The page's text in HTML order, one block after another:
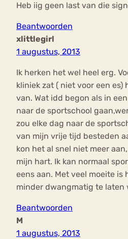
Heb iig geen last van die
Beantwoorden
xlittlegirl
1 augustus, 2013
Ik herken het wel heel erg.
kliniek zat ( niet voor een es)
van. Wat idd begon als in
naar de sportschool
zou elke dag naar de
van mijn vrije tijd besteden
kon het al snel niet meer
mijn hart. Ik kan normaal
eens aan. Met veel moeite
minder dwangmatig te laten
Beantwoorden
M
1 augustus, 2013